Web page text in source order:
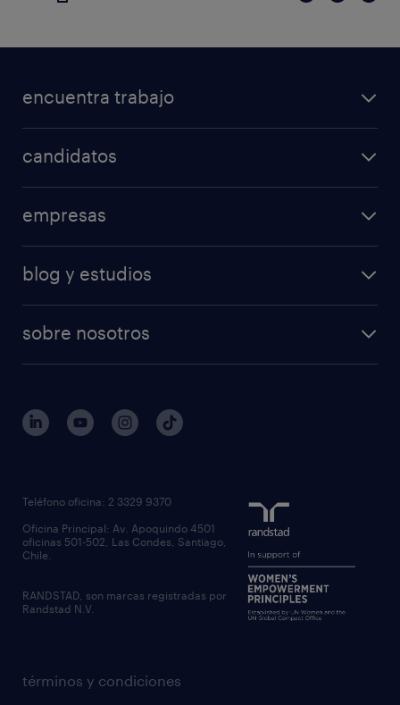
encuentra trabajo
candidatos
empresas
blog y estudios
sobre nosotros
términos y condiciones
Teléfono oficina: 2 3329 9370
Oficina Principal: Av. Apoquindo 4501
oficinas 501-502, Las Condes, Santiago,
Chile.
RANDSTAD, son marcas registradas por
Randstad N.V.